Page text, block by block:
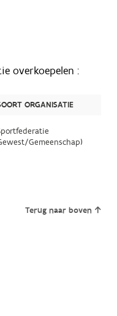
overkoepelen :
ORGANISATIE
Gemeenschap)
Terug naar boven